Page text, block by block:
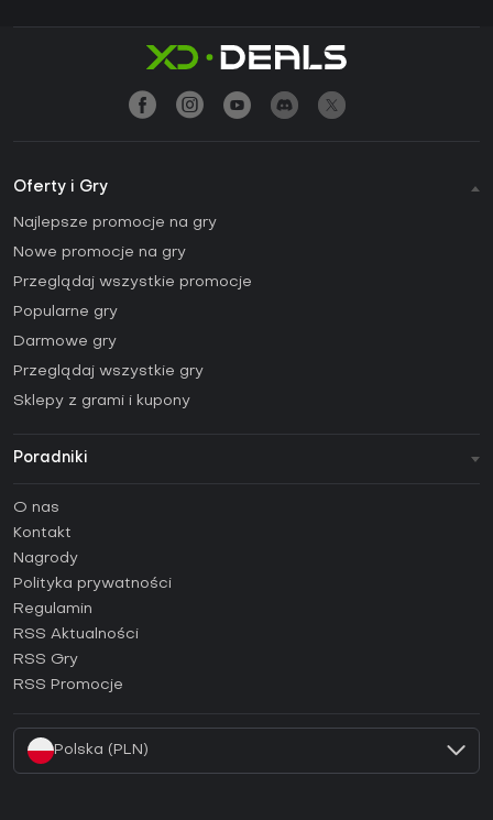
Oferty i Gry
Najlepsze promocje na gry
Nowe promocje na gry
Przeglądaj wszystkie promocje
Popularne gry
Darmowe gry
Przeglądaj wszystkie gry
Sklepy z grami i kupony
Poradniki
Poradniki
Jak aktywować klucz Steam (CD Key)?
Jak aktywować klucz Epic Games (CD Key)?
Jak aktywować klucz GOG (CD Key)?
Jak aktywować klucz Ubisoft Connect (CD Key)?
O nas
Kontakt
Nagrody
Polityka prywatności
Regulamin
RSS Aktualności
RSS Gry
RSS Promocje
Polska (PLN)